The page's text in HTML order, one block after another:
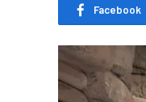
Facebook